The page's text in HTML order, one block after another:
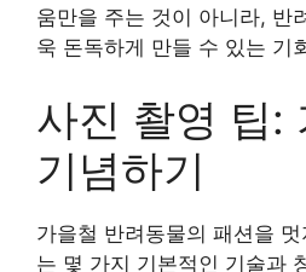
움만을 주는 것이 아니라, 반
욱 돈독하게 만들 수 있는 기
사진 촬영 팁:
기념하기
가을철 반려동물의 패션을
는 몇 가지 기본적인 기술과